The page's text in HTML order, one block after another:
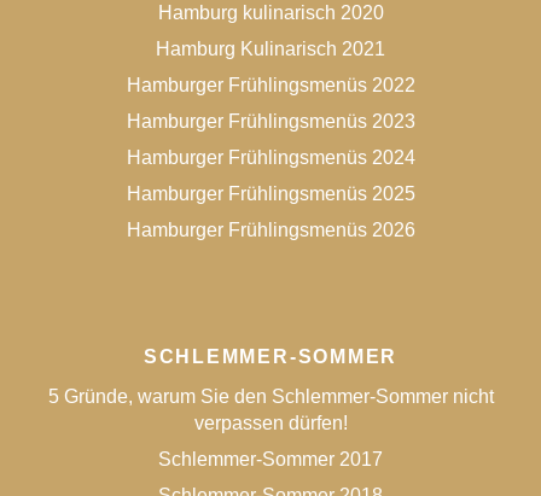
Hamburg kulinarisch 2020
Hamburg Kulinarisch 2021
Hamburger Frühlingsmenüs 2022
Hamburger Frühlingsmenüs 2023
Hamburger Frühlingsmenüs 2024
Hamburger Frühlingsmenüs 2025
Hamburger Frühlingsmenüs 2026
SCHLEMMER-SOMMER
5 Gründe, warum Sie den Schlemmer-Sommer nicht
verpassen dürfen!
Schlemmer-Sommer 2017